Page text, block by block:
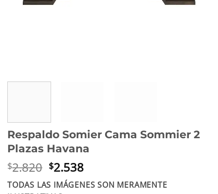
Respaldo Somier Cama Sommier 2
Plazas Havana
$2.820 El
precio
original
$2.538El
precio
actual
TODAS LAS IMÁGENES SON MERAMENTE